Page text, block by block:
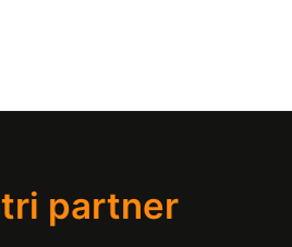
partner